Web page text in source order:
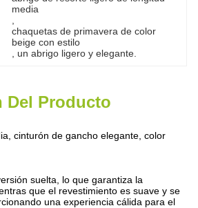
media
chaquetas de primavera de color
beige con estilo
un abrigo ligero y elegante.
Del Producto
cinturón de gancho elegante, color
suelta, lo que garantiza la
que el revestimiento es suave y se
una experiencia cálida para el